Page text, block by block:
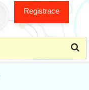
Registrace